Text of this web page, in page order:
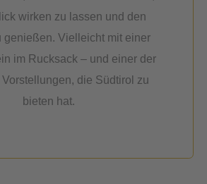
wirken zu lassen und den
genießen. Vielleicht mit einer
im Rucksack – und einer der
die Südtirol zu
bieten hat.